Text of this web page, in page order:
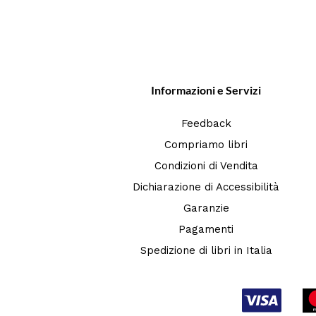
Informazioni e Servizi
Feedback
Compriamo libri
Condizioni di Vendita
Dichiarazione di Accessibilità
Garanzie
Pagamenti
Spedizione di libri in Italia